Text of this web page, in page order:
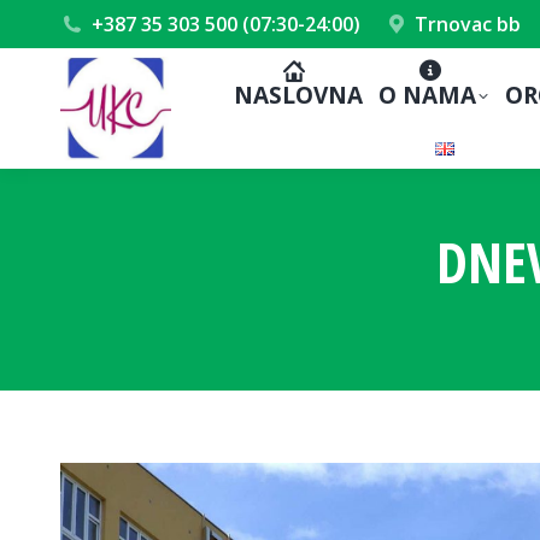
+387 35 303 500 (07:30-24:00) Trnovac bb
NASLOVNA O NAMA